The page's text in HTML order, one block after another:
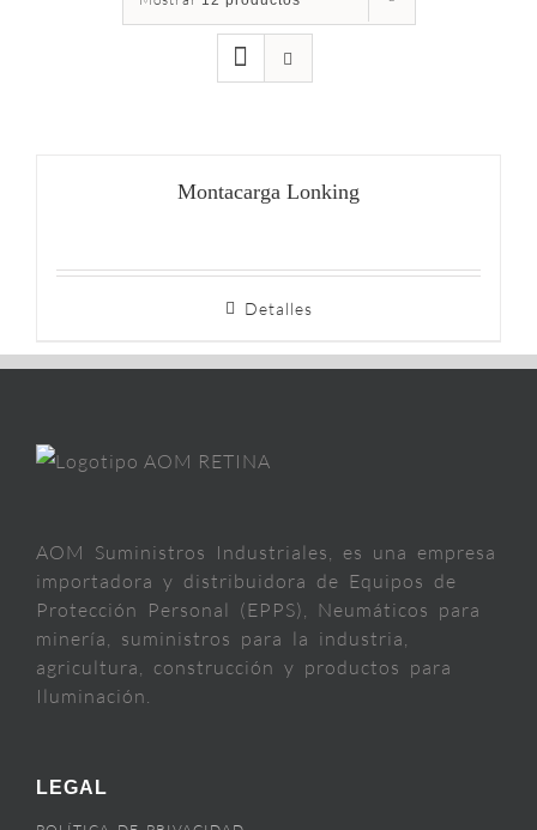
Montacarga Lonking
Detalles
AOM Suministros Industriales, es una empresa
importadora y distribuidora de Equipos de
Protección Personal (EPPS), Neumáticos para
minería, suministros para la industria,
agricultura, construcción y productos para
Iluminación.
LEGAL